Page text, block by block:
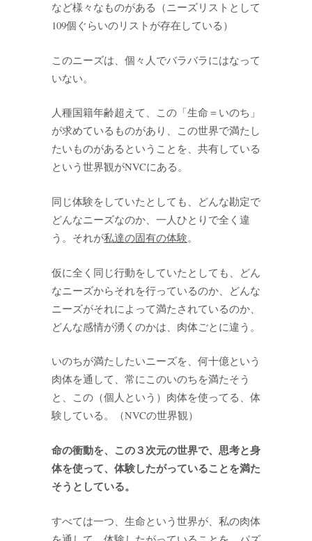
など様々なものがある（ニーズリストとして
109個ぐらいのリストが存在している ）
このニーズは、個々人でバラバラにはなって
いない。
人種国籍年齢超えて、この「生命＝いのち」
が求めているものがあり、この世界で満たし
たいものがあるということを、共有している
という世界観がNVCにある。
同じ体験をしていたとしても、どんな勘定で
どんなニーズなのか、一人ひとりで全く違
う。それが私達の固有の体験。
仮に全く同じ行動をしていたとしても、どん
なニーズからそれを行っているのか、どんな
ニーズがそれによって満たされているのか、
どんな感情が湧くのかは、肉体ごとに違う。
いのちが満たしたいニーズを、何十億という
肉体を通して、常にこのいのちを満たそう
と、この（個人という）肉体を使ってる、体
験している。（NVCの世界観）
命の衝動を、この３次元の世界で、思考と身
体を使って、体験したがっていることを満た
そうとしている。
すべては一つ、生命という世界が、私の肉体